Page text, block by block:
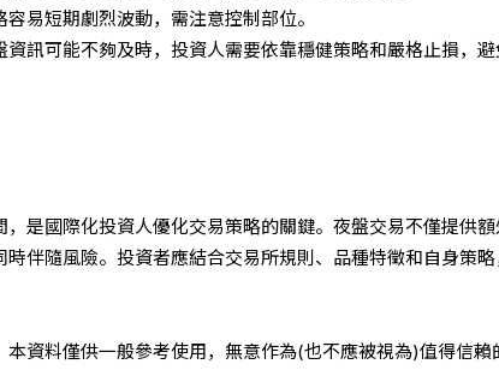
易短期劇烈波動，需注意控制部位。
訊可能不夠及時，投資人需要依靠穩健策略和嚴格止損，
是國際化投資人優化交易策略的關鍵。夜盤交易不僅提供
伴隨風險。投資者應結合交易所規則、品種特徵和自身策
本資料僅供一般參考使用，無意作為(也不應被視為)值得信賴